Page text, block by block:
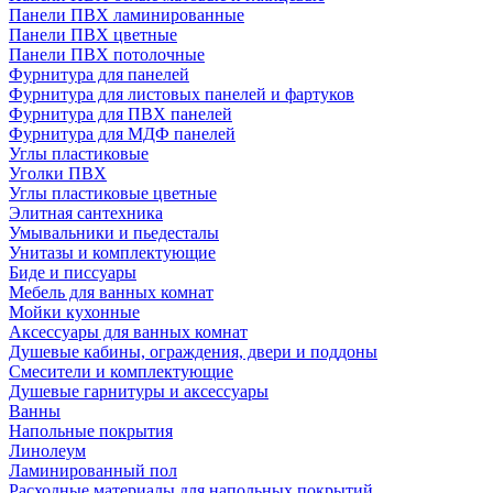
Панели ПВХ ламинированные
Панели ПВХ цветные
Панели ПВХ потолочные
Фурнитура для панелей
Фурнитура для листовых панелей и фартуков
Фурнитура для ПВХ панелей
Фурнитура для МДФ панелей
Углы пластиковые
Уголки ПВХ
Углы пластиковые цветные
Элитная сантехника
Умывальники и пьедесталы
Унитазы и комплектующие
Биде и писсуары
Мебель для ванных комнат
Мойки кухонные
Аксессуары для ванных комнат
Душевые кабины, ограждения, двери и поддоны
Смесители и комплектующие
Душевые гарнитуры и аксессуары
Ванны
Напольные покрытия
Линолеум
Ламинированный пол